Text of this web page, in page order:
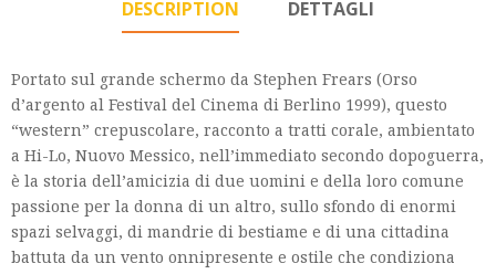
DESCRIPTION DETTAGLI
Portato sul grande schermo da Stephen Frears (Orso
d’argento al Festival del Cinema di Berlino 1999), questo
“western” crepuscolare, racconto a tratti corale, ambientato
a Hi-Lo, Nuovo Messico, nell’immediato secondo dopoguerra,
è la storia dell’amicizia di due uomini e della loro comune
passione per la donna di un altro, sullo sfondo di enormi
spazi selvaggi, di mandrie di bestiame e di una cittadina
battuta da un vento onnipresente e ostile che condiziona